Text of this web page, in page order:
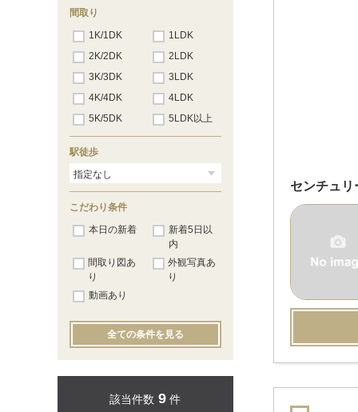
センチュ
間取り
1K/1DK
1LDK
2K/2DK
2LDK
3K/3DK
3LDK
4K/4DK
4LDK
5K/5DK
5LDK以上
駅徒歩
こだわり条件
本日の新着
新着5日以
内
間取り図あ
り
外観写真あ
り
動画あり
全ての条件を見る
該当件数 9 件